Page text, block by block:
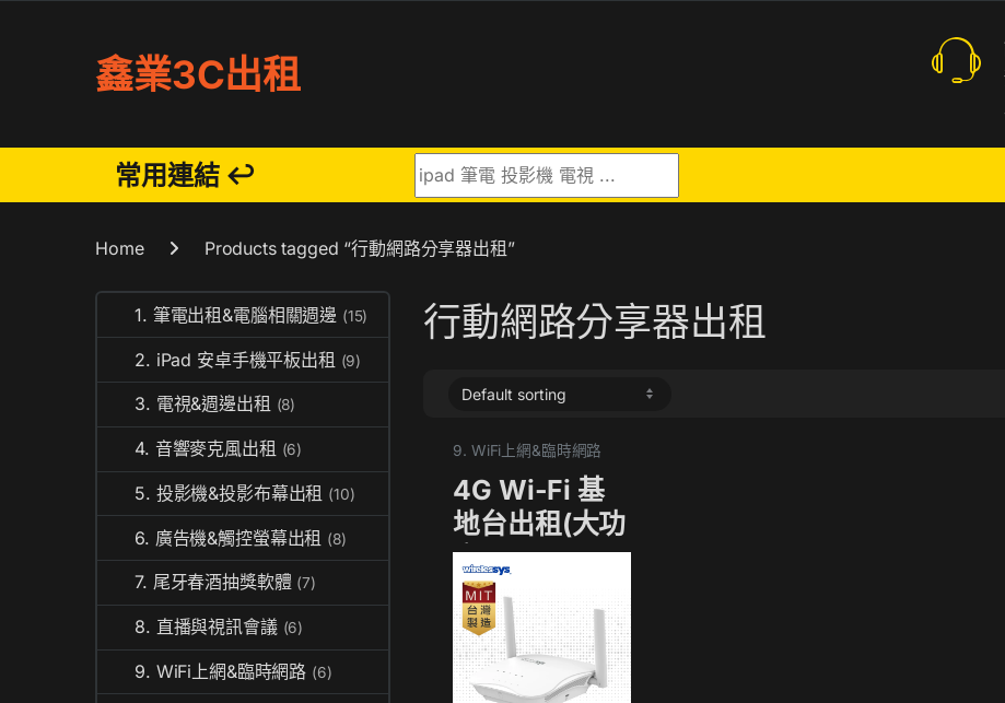
鑫業3C出租
常用連結 ↩ Search for:
Home Products tagged “行動網路分享器出租”
行動網路分享器出租
9. WiFi上網&臨時網路
4G Wi-Fi 基
地台出租(大功
率)
1. 筆電出租&電腦相關週邊 (15)
2. iPad 安卓手機平板出租 (9)
3. 電視&週邊出租 (8)
4. 音響麥克風出租 (6)
5. 投影機&投影布幕出租 (10)
6. 廣告機&觸控螢幕出租 (8)
7. 尾牙春酒抽獎軟體 (7)
8. 直播與視訊會議 (6)
9. WiFi上網&臨時網路 (6)